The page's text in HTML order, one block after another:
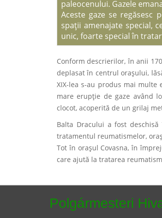
paleocenului. Gazele
Aceste gaze se
spaţii amenajate special,
unic, foarte special în
Conform descrierilor, în anii
deplasat în centrul oraşului,
XIX-lea s-au produs mai multe
mare erupţie de gaze având
clocot, acoperită de un grilaj
Balta Dracului a fost
tratamentul reumatismelor,
Tot în oraşul Covasna, în
care ajută la tratarea
Polgármesteri